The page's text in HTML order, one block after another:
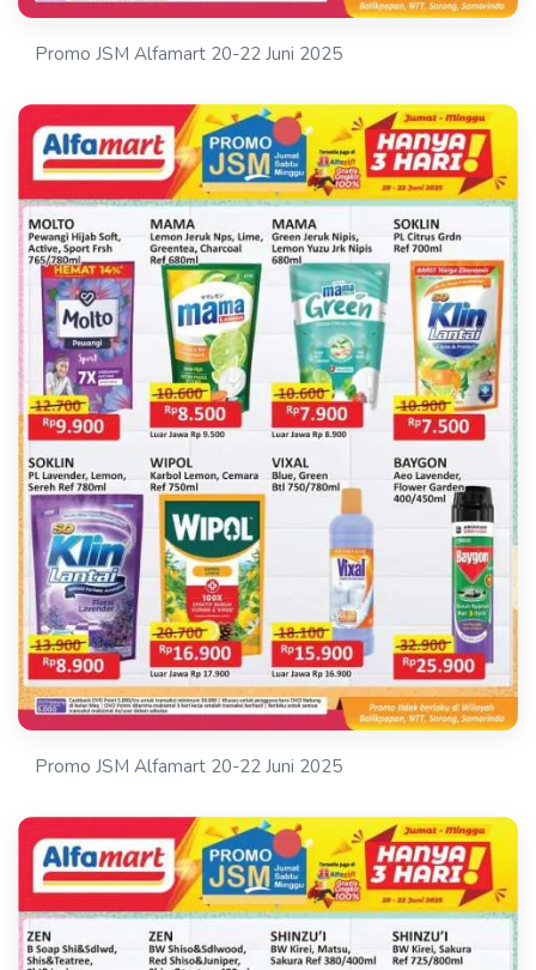
Promo JSM Alfamart 20-22 Juni 2025
Promo JSM Alfamart 20-22 Juni 2025